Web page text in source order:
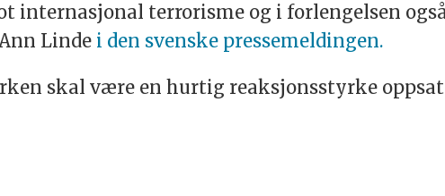
internasjonal terrorisme og i forlengelsen
Linde i den svenske pressemeldingen.
skal være en hurtig reaksjonsstyrke